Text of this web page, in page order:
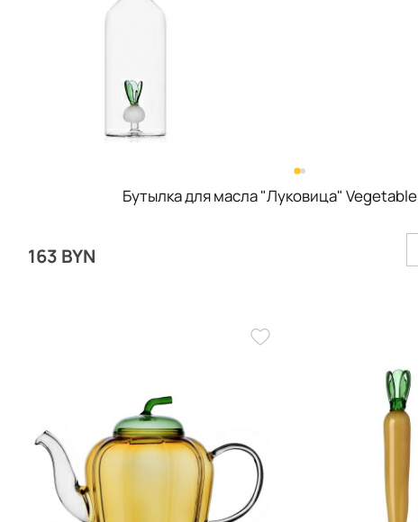
Бутылка для масла "Луковица"
163 BYN